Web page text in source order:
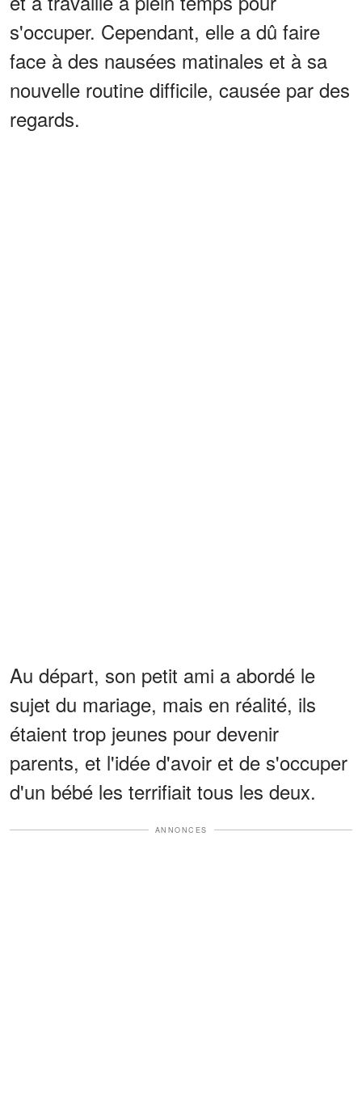
s'occuper. Cependant, elle a dû faire
face à des nausées matinales et à sa
nouvelle routine difficile, causée par des
regards.
Au départ, son petit ami a abordé le
sujet du mariage, mais en réalité, ils
étaient trop jeunes pour devenir
parents, et l'idée d'avoir et de s'occuper
d'un bébé les terrifiait tous les deux.
ANNONCES